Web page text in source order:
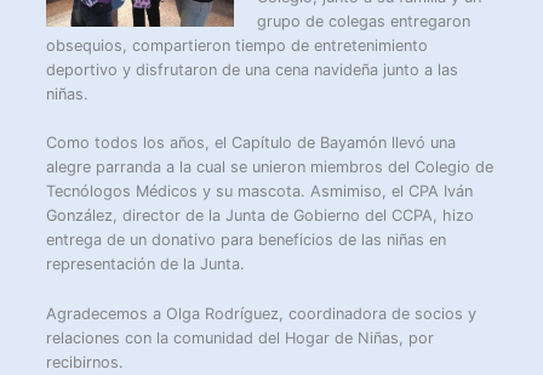
grupo de colegas entregaron
obsequios, compartieron tiempo de entretenimiento
deportivo y disfrutaron de una cena navideña junto a las
niñas.
Como todos los años, el Capítulo de Bayamón llevó una
alegre parranda a la cual se unieron miembros del Colegio de
Tecnólogos Médicos y su mascota. Asmimiso, el CPA Iván
González, director de la Junta de Gobierno del CCPA, hizo
entrega de un donativo para beneficios de las niñas en
representación de la Junta.
Agradecemos a Olga Rodríguez, coordinadora de socios y
relaciones con la comunidad del Hogar de Niñas, por
recibirnos.